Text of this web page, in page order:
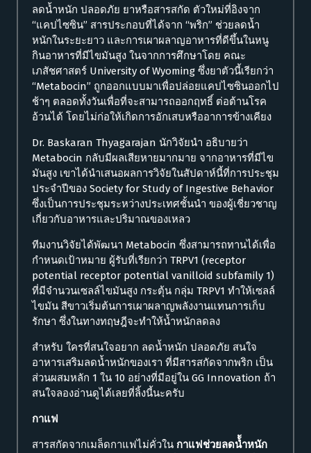
ลดน้ำหนัก ปลอดภัย ยาหรือสารสกัด ตัวใหม่ที่อิงจาก
“แคปไซซิน” สารประกอบที่ได้จาก “พริก” ช่วยลดน้ำ
หนักในระยะยาว และการเผาผลาญอาหารที่ดีขึ้นในหนู
กินอาหารที่มีไขมันสูง ในจากการศึกษาโดย คณะ
เภสัชศาสตร์ University of Wyoming ซึ่งยาตัวนี้เรียกว่า
“Metabocin” ถูกออกแบบมาเพื่อปล่อยแคปไซซินออกไป
ช้าๆ ตลอดทั้งวันเพื่อที่จะสามารถออกฤทธิ์ ต่อต้านโรค
อ้วนได้ โดยไม่ก่อให้เกิดการอักเสบหรืออาการข้างเคียง
Dr. Baskaran Thyagarajan นักวิจัยนำ อธิบายว่า
Metabocin กลับมีผลเสียหายมากมาย จากอาหารที่มีไข
มันสูง เขาได้นำเสนอผลการวิจัยในสัปดาห์นี้ที่การประชุม
ประจำปีของ Society for Study of Ingestive Behavior
ซึ่งเป็นการประชุมระหว่างประเทศชั้นนำ ของผู้เชี่ยวชาญ
เกี่ยวกับอาหารและปริมาณของเหลว
ทีมงานวิจัยได้พัฒนา Metabocin ซึ่งสามารถทานได้เพื่อ
กำหนดเป้าหมาย ผู้รับที่เรียกว่า TRPV1 (receptor
potential receptor potential vanilloid subfamily 1)
ที่มีจำนวนเซลล์ไขมันสูง กระตุ้น กลุ่ม TRPV1 ทำให้เซลล์
ไขมัน สีขาวเริ่มต้นการเผาผลาญพลังงานแทนการเก็บ
รักษา ซึ่งในทางทฤษฎีจะทำให้น้ำหนักลดลง
สำหรับ ใครที่สนใจอยาก ลดน้ำหนัก ปลอดภัย สนใจ
อาหารเสริมลดน้ำหนักของเรา ที่มีสารสกัดจากพริก เป็น
ส่วนผสมหลัก 1 ใน 10 อย่างที่มีอยู่ใน GG Innovation ถ้า
สนใจลองอ่านดูได้เลยที่ลิ้งนี้นะครับ
กาแฟ
สารสกัดจากเมล็ดกาแฟไม่คั่วใน กาแฟช่วยลดน้้ำหนัก